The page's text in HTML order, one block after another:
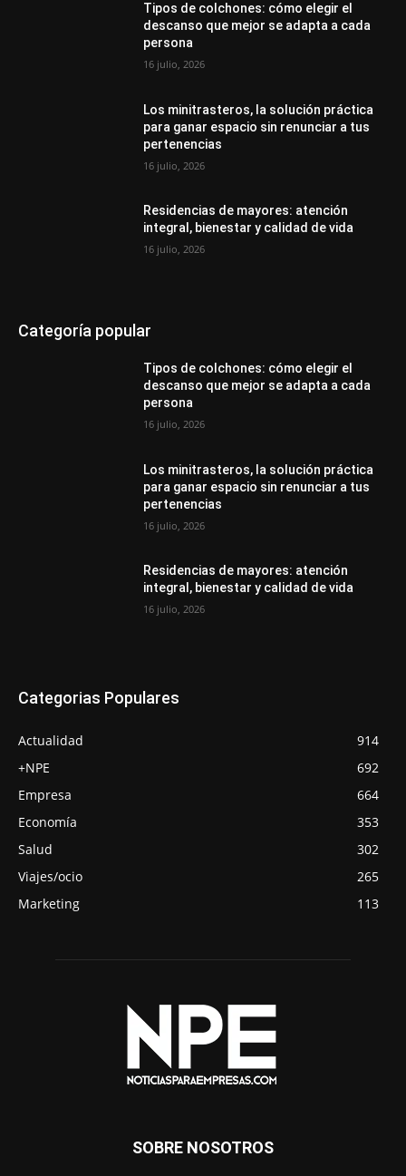
Tipos de colchones: cómo elegir el
descanso que mejor se adapta a cada
persona
16 julio, 2026
Los minitrasteros, la solución práctica
para ganar espacio sin renunciar a tus
pertenencias
16 julio, 2026
Residencias de mayores: atención
integral, bienestar y calidad de vida
16 julio, 2026
Categoría popular
Tipos de colchones: cómo elegir el
descanso que mejor se adapta a cada
persona
16 julio, 2026
Los minitrasteros, la solución práctica
para ganar espacio sin renunciar a tus
pertenencias
16 julio, 2026
Residencias de mayores: atención
integral, bienestar y calidad de vida
16 julio, 2026
Categorias Populares
Actualidad
914
+NPE
692
Empresa
664
Economía
353
Salud
302
Viajes/ocio
265
Marketing
113
SOBRE NOSOTROS